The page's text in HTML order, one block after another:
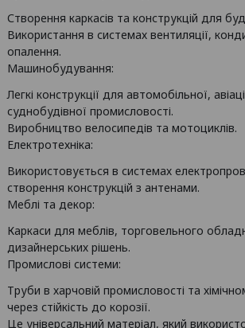
Створення каркасів та конструкцій для
Використання в системах вентиляції,
опалення.
Машинобудування:
Легкі конструкції для автомобільної,
суднобудівної промисловості.
Виробництво велосипедів та мотоциклів.
Електротехніка:
Використовується в системах
створення конструкцій з антенами.
Меблі та декор:
Каркаси для меблів, торговельного
дизайнерських рішень.
Промислові системи:
Труби в харчовій промисловості та
через стійкість до корозії.
Це універсальний матеріал, який